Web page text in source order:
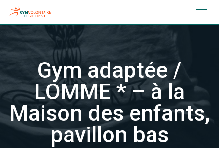
Skip
Gym adaptée /
LOMME * – à la
Maison des enfants,
pavillon bas